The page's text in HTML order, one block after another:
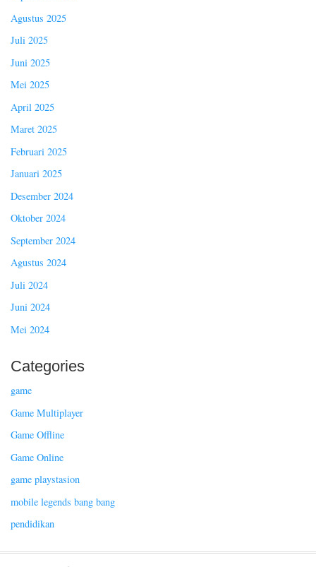
Agustus 2025
Juli 2025
Juni 2025
Mei 2025
April 2025
Maret 2025
Februari 2025
Januari 2025
Desember 2024
Oktober 2024
September 2024
Agustus 2024
Juli 2024
Juni 2024
Mei 2024
Categories
game
Game Multiplayer
Game Offline
Game Online
game playstasion
mobile legends bang bang
pendidikan